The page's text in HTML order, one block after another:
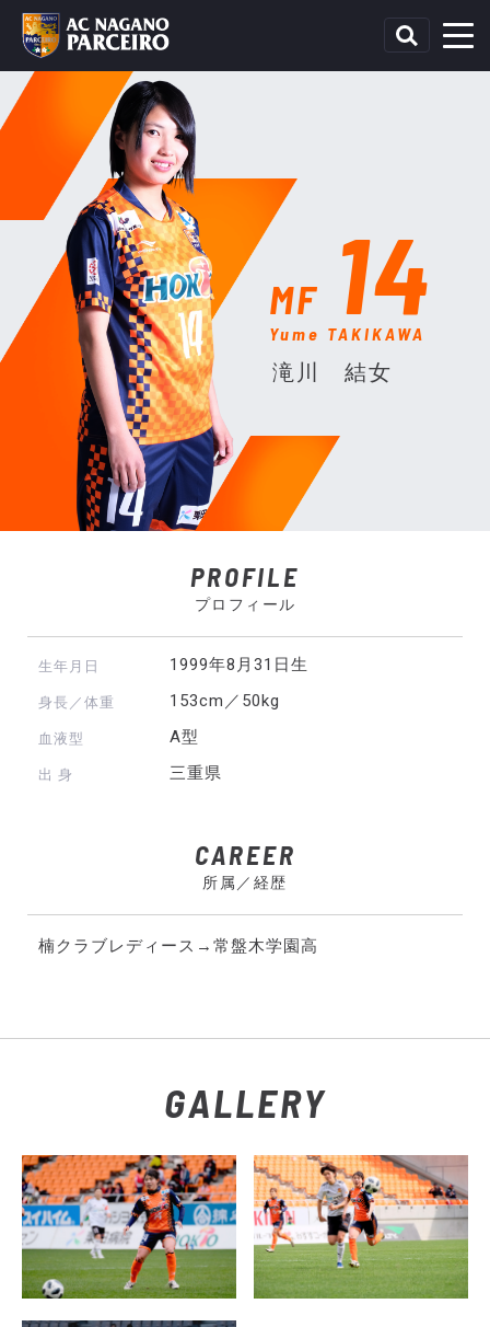
MF 14
Yume TAKIKAWA
滝川 結女
PROFILE
プロフィール
生年月日 1999年8月31日生
身長／体重 153cm／50kg
血液型 A型
出 身 三重県
CAREER
所属／経歴
楠クラブレディース→常盤木学園高
GALLERY